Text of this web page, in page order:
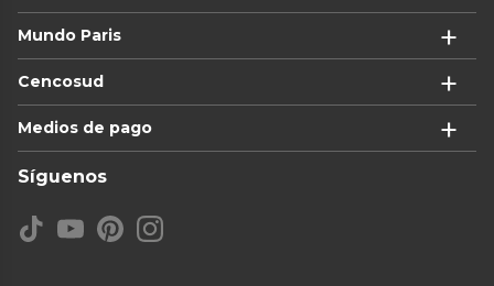
Mundo Paris
Cencosud
Medios de pago
Síguenos